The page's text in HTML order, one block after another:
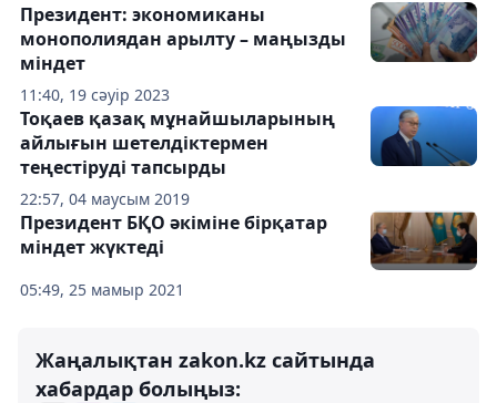
11:40, 19 сәуір 2023
Президент: экономиканы
монополиядан арылту – маңызды
міндет
22:57, 04 маусым 2019
Тоқаев қазақ мұнайшыларының
айлығын шетелдіктермен
теңестіруді тапсырды
05:49, 25 мамыр 2021
Президент БҚО әкіміне бірқатар
міндет жүктеді
Жаңалықтан zakon.kz сайтында
хабардар болыңыз: